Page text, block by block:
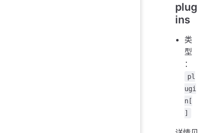
plug
ins
类
型
：
pl
ugi
n[
]